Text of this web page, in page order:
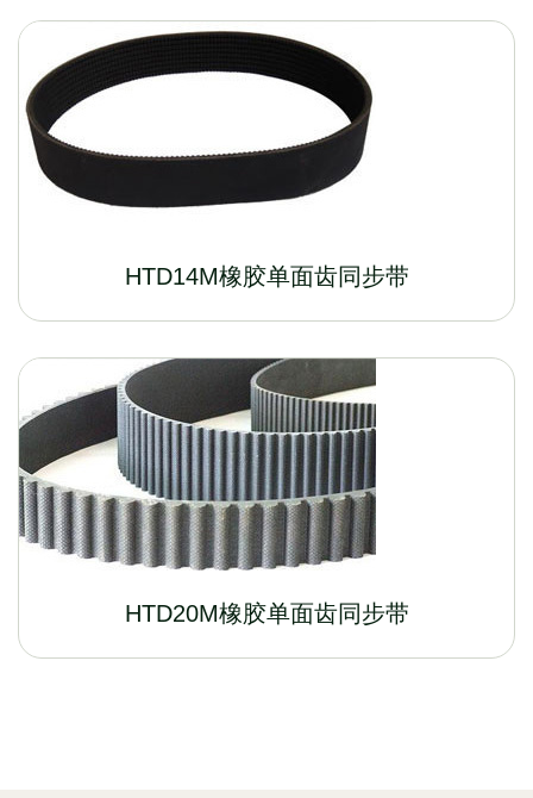
HTD14M橡胶单面齿同步带
HTD20M橡胶单面齿同步带